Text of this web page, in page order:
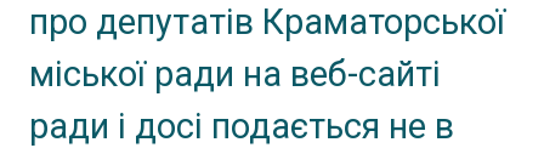
про депутатів Краматорської
міської ради на веб-сайті
ради і досі подається не в